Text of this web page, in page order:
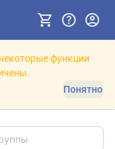
функции
Понятно